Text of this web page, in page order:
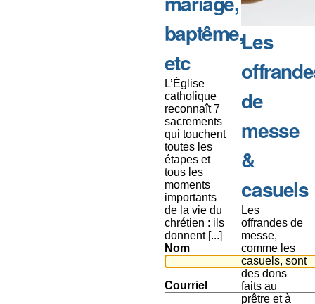
baptême,
etc
L’Église
catholique
reconnaît 7
sacrements
qui touchent
toutes les
étapes et
tous les
moments
importants
de la vie du
chrétien : ils
donnent [...]
Nom
Courriel
Les
de
messe
&
casuels
Les
offrandes de
messe,
comme les
casuels, sont
des dons
faits au
prêtre et à